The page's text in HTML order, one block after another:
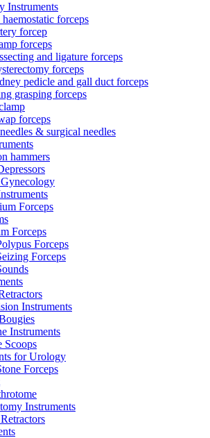
Instruments
forceps
forcep
forceps
and ligature forceps
forceps
pedicle and gall duct forceps
grasping forceps
forceps
& surgical needles
hammers
Forceps
Forceps
Forceps
Forceps
Instruments
Instruments
Scoops
for Urology
Forceps
Instruments